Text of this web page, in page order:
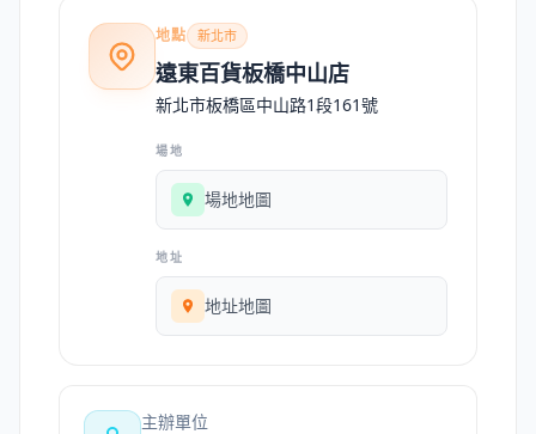
地點 新北市
遠東百貨板橋中山店
新北市板橋區中山路1段161號
場地
場地地圖
地址
地址地圖
主辦單位